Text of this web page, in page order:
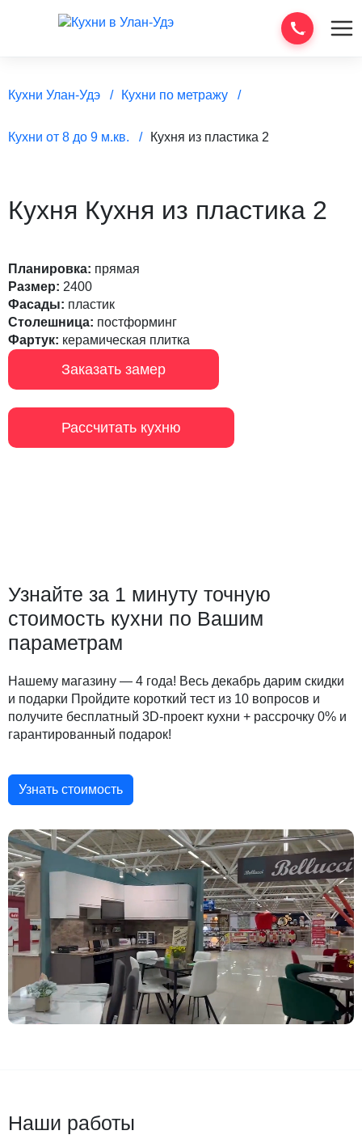
Кухни Улан-Удэ Кухни по метражу
Кухни от 8 до 9 м.кв. Кухня из пластика 2
Кухня Кухня из пластика 2
Планировка: прямая
Размер: 2400
Фасады: пластик
Столешница: постформинг
Фартук: керамическая плитка
Заказать замер
Рассчитать кухню
Узнайте за 1 минуту точную
стоимость кухни по Вашим
параметрам
Нашему магазину — 4 года! Весь декабрь дарим скидки
и подарки Пройдите короткий тест из 10 вопросов и
получите бесплатный 3D-проект кухни + рассрочку 0% и
гарантированный подарок!
Узнать стоимость
Наши работы